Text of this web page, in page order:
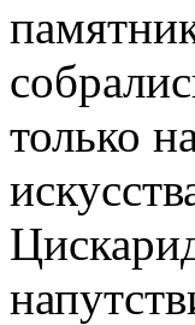
только